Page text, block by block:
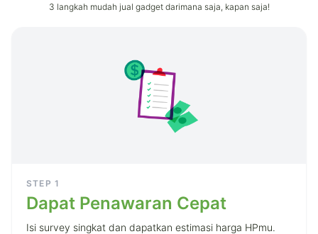
3 langkah mudah jual gadget darimana saja, kapan saja!
STEP 1
Dapat Penawaran Cepat
Isi survey singkat dan dapatkan estimasi harga HPmu.